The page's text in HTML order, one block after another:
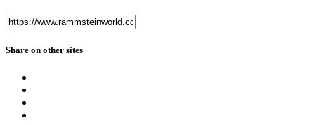
Share on other sites